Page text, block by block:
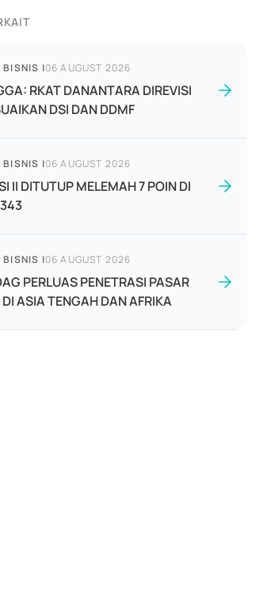
BISNIS |06 AUGUST 2026
RKAT DANANTARA DIREVISI
DSI DAN DDMF
BISNIS |06 AUGUST 2026
II DITUTUP MELEMAH 7 POIN DI
BISNIS |06 AUGUST 2026
PERLUAS PENETRASI PASAR
DI ASIA TENGAH DAN AFRIKA